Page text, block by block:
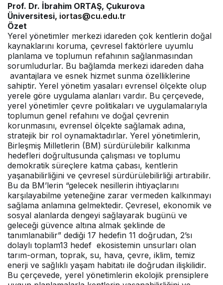
Prof. Dr. İbrahim ORTAŞ, Çukurova
Üniversitesi, iortas@cu.edu.tr
Özet
Yerel yönetimler merkezi idareden çok kentlerin doğal
kaynaklarını koruma, çevresel faktörlere uyumlu
planlama ve toplumun refahının sağlanmasından
sorumludurlar. Bu bağlamda merkezi idareden daha
avantajlara ve esnek hizmet sunma özelliklerine
sahiptir. Yerel yönetim yasaları evrensel ölçekte olup
yerele göre uygulama alanları vardır. Bu çerçevede,
yerel yönetimler çevre politikaları ve uygulamalarıyla
toplumun genel refahını ve doğal çevrenin
korunmasını, evrensel ölçekte sağlamak adına,
stratejik bir rol oynamaktadırlar. Yerel yönetimlerin,
Birleşmiş Milletlerin (BM) sürdürülebilir kalkınma
hedefleri doğrultusunda çalışması ve toplumu
demokratik süreçlere katma çabası, kentlerin
yaşanabilirliğini ve çevresel sürdürülebilirliği artırabilir.
Bu da BM’lerin “gelecek nesillerin ihtiyaçlarını
karşılayabilme yeteneğine zarar vermeden kalkınmayı
sağlama anlamına gelmektedir. Çevresel, ekonomik ve
sosyal alanlarda dengeyi sağlayarak bugünü ve
geleceği güvence altına almak şeklinde de
tanımlanabilir” dediği 17 hedefin 11 doğrudan, 2’sı
dolaylı toplam13 hedef ekosistemin unsurları olan
tarım-orman, toprak, su, hava, çevre, iklim, temiz
enerji ve sağlıklı yaşam habitatı ile doğrudan ilişkilidir.
Bu çerçevede, yerel yönetimlerin ekolojik prensiplere